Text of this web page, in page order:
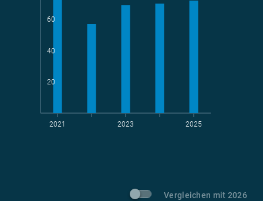
-Vermeidung
2021 2023 2025
20
40
60
Vergleichen mit 2026